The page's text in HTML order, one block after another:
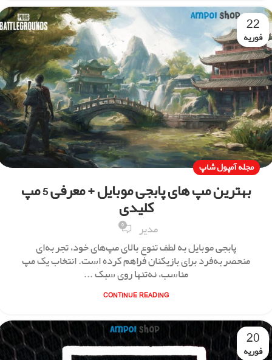
22
فوریه
مجله آمپول شاپ
بهترین مپ های پابجی موبایل + معرفی 5 مپ
کلیدی
مدیر 0
پابجی موبایل به لطف تنوع بالای مپ‌های خود، تجربه‌ای
منحصربه‌فرد برای بازیکنان فراهم کرده است. انتخاب یک مپ
مناسب، نه‌تنها روی سبک ...
CONTINUE READING
20
فوریه